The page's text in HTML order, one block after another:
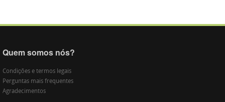
Quem somos nós?
Condições e termos legais
Perguntas mais frequentes
Agradecimentos